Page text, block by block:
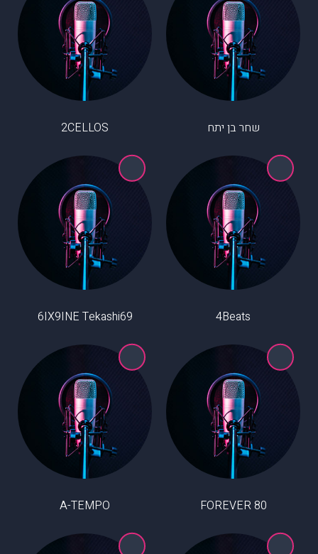
שחר בן יתח 2CELLOS
4Beats
6IX9INE Tekashi69
80 FOREVER
A-TEMPO